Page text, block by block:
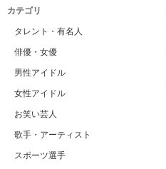
カテゴリ
タレント・有名人
俳優・女優
男性アイドル
女性アイドル
お笑い芸人
歌手・アーティスト
スポーツ選手